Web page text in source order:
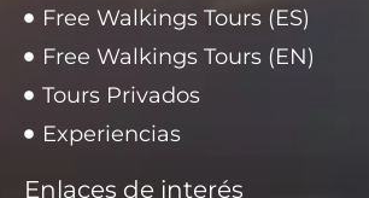
Free Walkings Tours (ES)
Free Walkings Tours (EN)
Tours Privados
Experiencias
Enlaces de interés